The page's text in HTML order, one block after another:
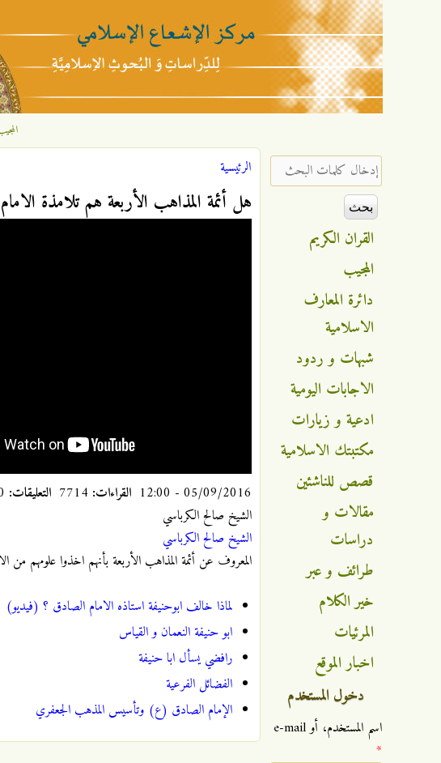
الإشعاع
الإسلامي أنت هنا
الرئيسية
هل أئمة المذاهب الأربعة هم تلامذة
05/09/2016 - 12:00 القراءات: التعليقات:
الشيخ صالح الكرباسي
الشيخ صالح الكرباسي
المعروف عن أئمة المذاهب الأربعة بأنهم اخذوا علومهم من
لماذا خالف ابوحنيفة استاذه الامام الصادق ؟ (فيديو)
ابو حنيفة النعمان و القياس
رافضي يسأل ابا حنيفة
الفضائل الفرعية
الإمام الصادق (ع) وتأسيس المذهب الجعفري
‏إدخال كلمات البحث ‏
القران الكريم
المجيب
دائرة المعارف
الاسلامية
شبهات و ردود
الاجابات اليومية
ادعية و زيارات
مكتبتك الاسلامية
قصص للناشئين
مقالات و
دراسات
طرائف و عبر
خير الكلام
المرئيات
اخبار الموقع
دخول المستخدم
‏اسم المستخدم، أو e-mail
*